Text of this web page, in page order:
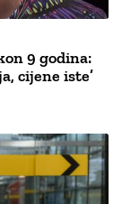
9 godina:
cijene iste’